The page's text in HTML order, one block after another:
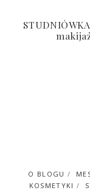
O BLOGU
KOSMETYKI